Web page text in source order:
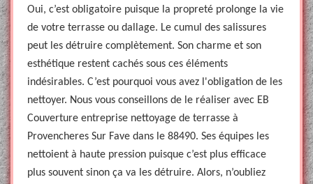
Oui, c’est obligatoire puisque la propreté prolonge la vie
de votre terrasse ou dallage. Le cumul des salissures
peut les détruire complètement. Son charme et son
esthétique restent cachés sous ces éléments
indésirables. C’est pourquoi vous avez l'obligation de les
nettoyer. Nous vous conseillons de le réaliser avec EB
Couverture entreprise nettoyage de terrasse à
Provencheres Sur Fave dans le 88490. Ses équipes les
nettoient à haute pression puisque c’est plus efficace
plus souvent sinon ça va les détruire. Alors, n’oubliez